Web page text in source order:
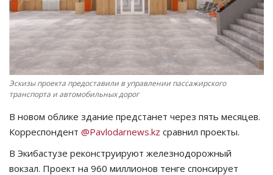
Чек-лист
РАЗВЛЕЧЕНИЯ
OFFICIAL
Курултай
Язык
Қазақша Русский
Эскизы проекта предоставили в управлении пассажирского
транспорта и автомобильных дорог
В новом облике здание предстанет через пять месяцев.
Корреспондент @Pavlodarnews.kz сравнил проекты.
В Экибастузе реконструируют железнодорожный
вокзал. Проект на 960 миллионов тенге спонсирует